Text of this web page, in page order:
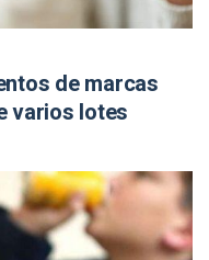
de marcas
varios lotes